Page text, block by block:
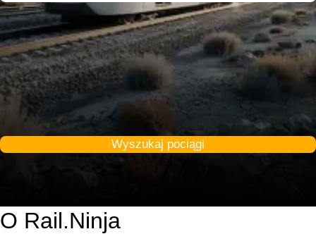
Wyszukaj pociągi
O Rail.Ninja